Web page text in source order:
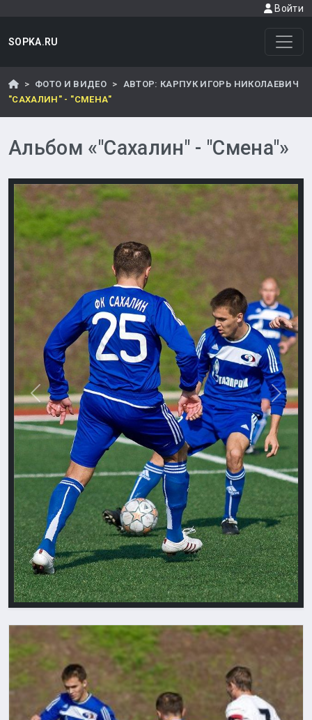
Войти
SOPKA.RU
ФОТО И ВИДЕО
АВТОР: КАРПУК ИГОРЬ НИКОЛАЕВИЧ
"САХАЛИН" - "СМЕНА"
Альбом «"Сахалин" - "Смена"»
Назад Вперед